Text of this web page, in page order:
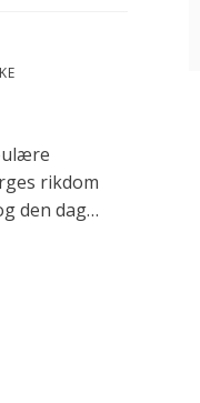
rikdom
den dag…